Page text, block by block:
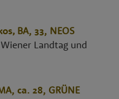
, BA, 33, NEOS
Landtag und
, ca. 28, GRÜNE